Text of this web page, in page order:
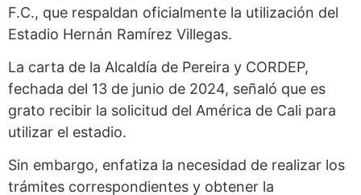
F.C., que respaldan oficialmente la utilización del
Estadio Hernán Ramírez Villegas.
La carta de la Alcaldía de Pereira y CORDEP,
fechada del 13 de junio de 2024, señaló que es
grato recibir la solicitud del América de Cali para
utilizar el estadio.
Sin embargo, enfatiza la necesidad de realizar los
trámites correspondientes y obtener la